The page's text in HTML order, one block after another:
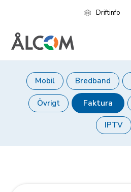
till
huvudinnehåll
Driftinfo
Huvudmeny
(nivå
Mobil Bredband
Övrigt Faktura
IPTV